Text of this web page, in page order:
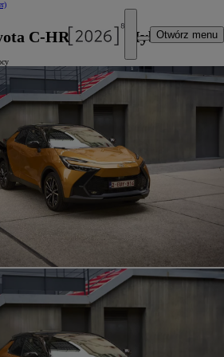
Otwórz menu
C-HR Plug-in Hybrid